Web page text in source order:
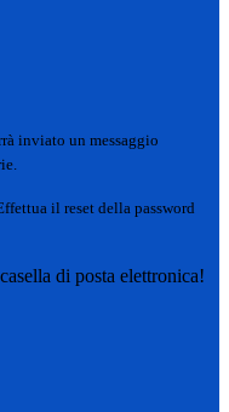
inviato un messaggio
il reset della password
di posta elettronica!